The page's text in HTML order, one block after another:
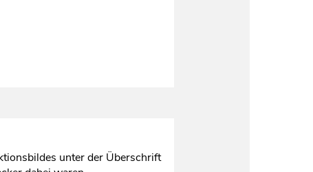
unter der Überschrift